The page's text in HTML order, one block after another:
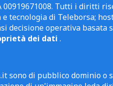
00919671008. Tutti i diritti
tecnologia di Teleborsa;
decisione operativa
dei dati .
sono di pubblico dominio o